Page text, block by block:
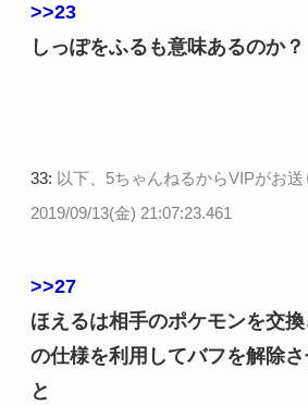
>>23
しっぽをふるも意味あるのか？
33: 以下、5ちゃんねるからVIPがお送
2019/09/13(金) 21:07:23.461
>>27
ほえるは相手のポケモンを交
の仕様を利用してバフを解除
と